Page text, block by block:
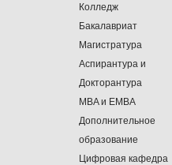
Колледж
Бакалавриат
Магистратура
Аспирантура и
Докторантура
MBA и EMBA
Дополнительное
образование
Цифровая кафедра